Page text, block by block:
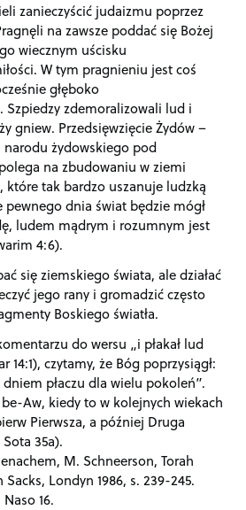
zanieczyścić judaizmu poprzez
na zawsze poddać się Bożej
wiecznym uścisku
W tym pragnieniu jest coś
głęboko
zdemoralizowali lud i
gniew. Przedsięwzięcie Żydów –
narodu żydowskiego pod
na zbudowaniu w ziemi
które tak bardzo uszanuje ludzką
dnia świat będzie mógł
ludem mądrym i rozumnym jest
4:6).
się ziemskiego świata, ale działać
jego rany i gromadzić często
Boskiego światła.
do wersu „i płakał lud
14:1), czytamy, że Bóg poprzysiągł:
płaczu dla wielu pokoleń”.
be-Aw, kiedy to w kolejnych wiekach
Pierwsza, a później Druga
35a).
M. Schneerson, Torah
Londyn 1986, s. 239-245.
16.